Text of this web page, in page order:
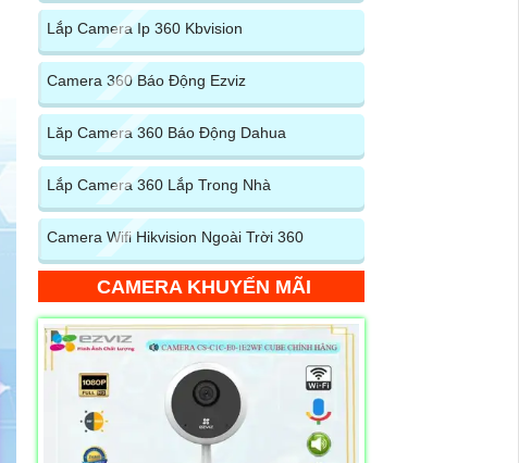
Lắp Camera Ip 360 Kbvision
Camera 360 Báo Động Ezviz
Lăp Camera 360 Báo Động Dahua
Lắp Camera 360 Lắp Trong Nhà
Camera Wifi Hikvision Ngoài Trời 360
CAMERA KHUYẾN MÃI